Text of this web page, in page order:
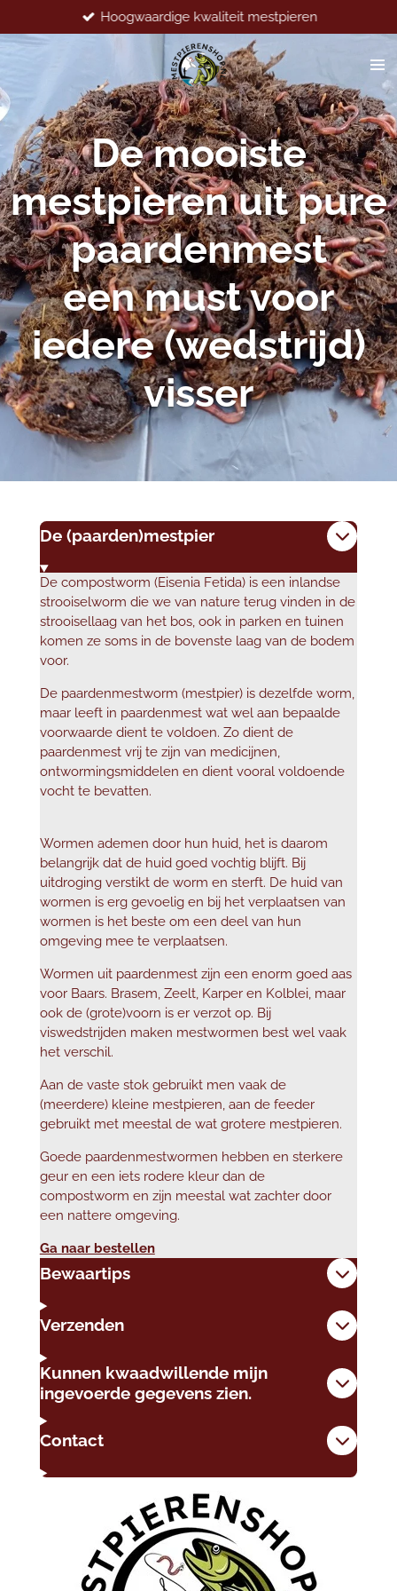
direct
hoofdinhoud
Hoogwaardige kwaliteit mestpieren
De mooiste
mestpieren uit pure
paardenmest
een must voor
iedere (wedstrijd)
visser
De (paarden)mestpier
De compostworm (Eisenia Fetida) is een inlandse
strooiselworm die we van nature terug vinden in de
strooisellaag van het bos, ook in parken en tuinen
komen ze soms in de bovenste laag van de bodem
voor.
De paardenmestworm (mestpier) is dezelfde worm,
maar leeft in paardenmest wat wel aan bepaalde
voorwaarde dient te voldoen. Zo dient de
paardenmest vrij te zijn van medicijnen,
ontwormingsmiddelen en dient vooral voldoende
vocht te bevatten.
Wormen ademen door hun huid, het is daarom
belangrijk dat de huid goed vochtig blijft. Bij
uitdroging verstikt de worm en sterft. De huid van
wormen is erg gevoelig en bij het verplaatsen van
wormen is het beste om een deel van hun
omgeving mee te verplaatsen.
Wormen uit paardenmest zijn een enorm goed aas
voor Baars. Brasem, Zeelt, Karper en Kolblei, maar
ook de (grote)voorn is er verzot op. Bij
viswedstrijden maken mestwormen best wel vaak
het verschil.
Aan de vaste stok gebruikt men vaak de
(meerdere) kleine mestpieren, aan de feeder
gebruikt met meestal de wat grotere mestpieren.
Goede paardenmestwormen hebben en sterkere
geur en een iets rodere kleur dan de
compostworm en zijn meestal wat zachter door
een nattere omgeving.
Ga naar bestellen
Bewaartips
Verzenden
Kunnen kwaadwillende mijn
ingevoerde gegevens zien.
Contact